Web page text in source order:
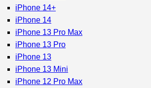
iPhone 14+
iPhone 14
iPhone 13 Pro Max
iPhone 13 Pro
iPhone 13
iPhone 13 Mini
iPhone 12 Pro Max